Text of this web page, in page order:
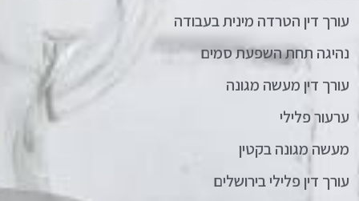
עורך דין הטרדה מינית בעבודה
נהיגה תחת השפעת סמים
עורך דין מעשה מגונה
ערעור פלילי
מעשה מגונה בקטין
עורך דין פלילי בירושלים